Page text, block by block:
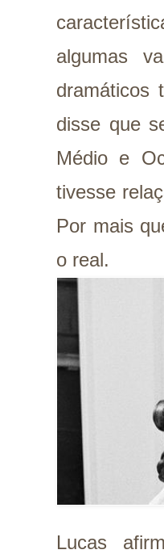
algumas
dramáticos
disse que
Médio e
tivesse
Por mais
o real.
Lucas